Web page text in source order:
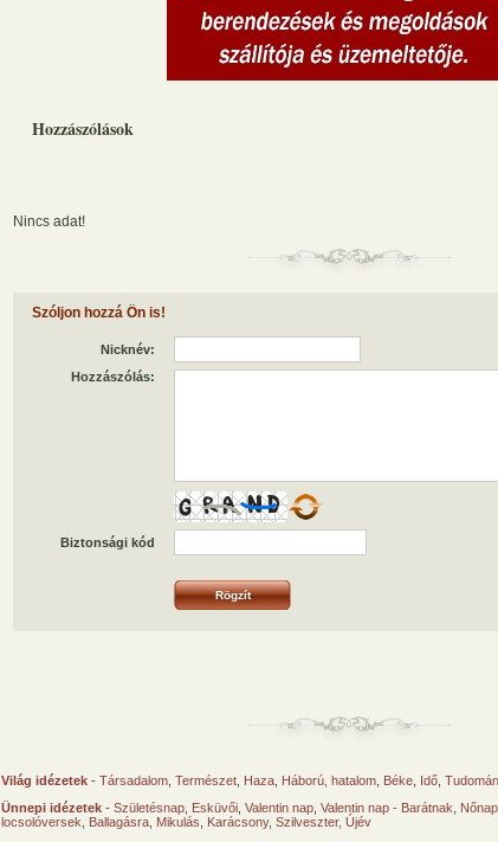
Hozzászólások
Nincs adat!
Szóljon hozzá Ön is!
Nicknév:
Hozzászólás:
Biztonsági kód
Világ idézetek - Társadalom Természet Haza Háború, hatalom Béke Idő
Ünnepi idézetek - Születésnap Esküvői Valentin nap Valentin nap - Barátnak
locsolóversek
Ballagásra Mikulás Karácsony, Szilveszter, Újév